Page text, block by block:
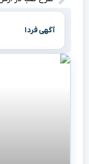
آگهی فردا